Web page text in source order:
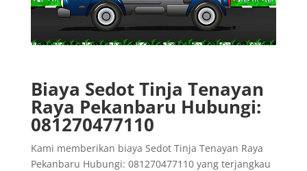
Biaya Sedot Tinja Tenayan
Raya Pekanbaru Hubungi:
081270477110
Kami memberikan biaya Sedot Tinja Tenayan Raya
Pekanbaru Hubungi: 081270477110 yang terjangkau